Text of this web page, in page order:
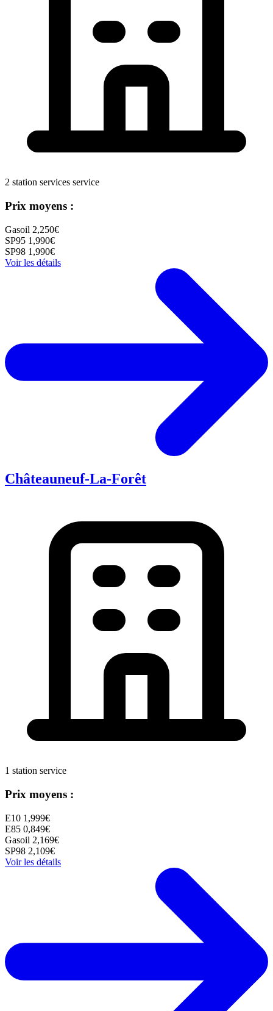
2 station services service
Prix moyens :
Gasoil 2,250€
SP95 1,990€
SP98 1,990€
Voir les détails
Châteauneuf-La-Forêt
1 station service
Prix moyens :
E10 1,999€
E85 0,849€
Gasoil 2,169€
SP98 2,109€
Voir les détails